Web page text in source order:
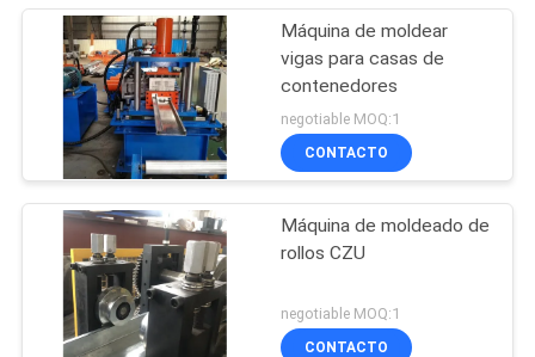
Máquina de moldear
vigas para casas de
contenedores
negotiable MOQ:1
CONTACTO
Máquina de moldeado de
rollos CZU
negotiable MOQ:1
CONTACTO